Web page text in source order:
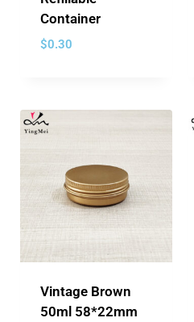
Container
$0.30
Vintage Brown
50ml 58*22mm